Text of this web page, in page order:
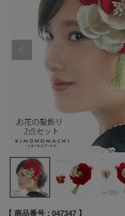
商品番号 047347